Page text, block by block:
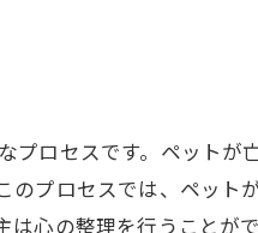
ロセスです。ペットが
プロセスでは、ペット
心の整理を行うことが